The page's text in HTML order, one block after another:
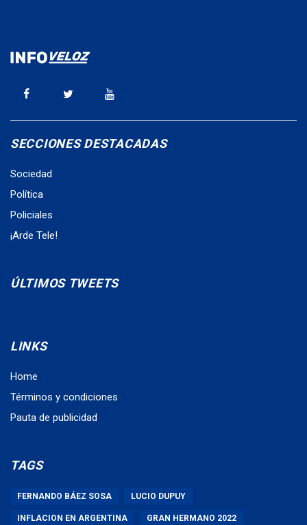
SECCIONES DESTACADAS
Sociedad
Política
Policiales
¡Arde Tele!
ÚLTIMOS TWEETS
LINKS
Home
Términos y condiciones
Pauta de publicidad
TAGS
FERNANDO BÁEZ SOSA LUCIO DUPUY
INFLACION EN ARGENTINA GRAN HERMANO 2022